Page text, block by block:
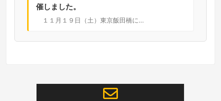
催しました。
１１月１９日（土）東京飯田橋に…